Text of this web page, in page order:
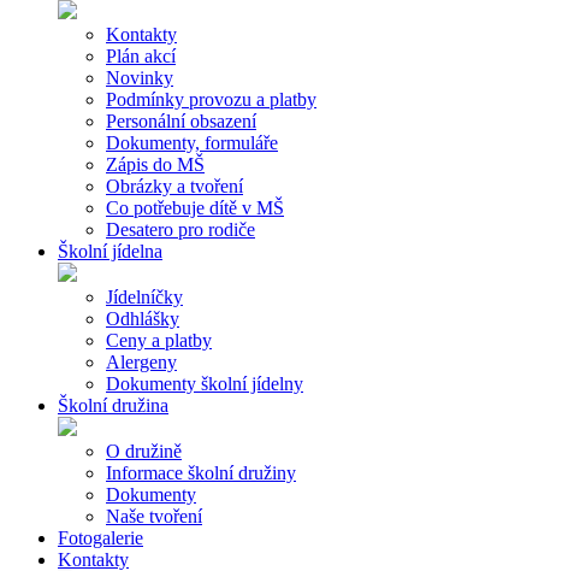
Kontakty
Plán akcí
Novinky
Podmínky provozu a platby
Personální obsazení
Dokumenty, formuláře
Zápis do MŠ
Obrázky a tvoření
Co potřebuje dítě v MŠ
Desatero pro rodiče
Školní jídelna
Jídelníčky
Odhlášky
Ceny a platby
Alergeny
Dokumenty školní jídelny
Školní družina
O družině
Informace školní družiny
Dokumenty
Naše tvoření
Fotogalerie
Kontakty